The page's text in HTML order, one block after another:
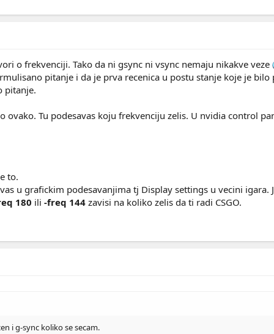
o frekvenciji. Tako da ni gsync ni vsync nemaju nikakve veze
pitanje i da je prva recenica u postu stanje koje je
pitanje.
ovako. Tu podesavas koju frekvenciju zelis. U nvidia control
to.
u grafickim podesavanjima tj Display settings u vecini igara.
180 ili -freq 144 zavisi na koliko zelis da ti radi CSGO.
i g-sync koliko se secam.